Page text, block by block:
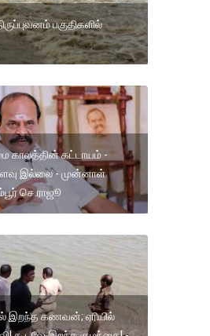
பகுதிகளில்
காலத்தின் கட்டாயம் -
இல்லை - முன்னாள்
செ.ராஜூ
இறந்த கணவன்; ஏரியில்